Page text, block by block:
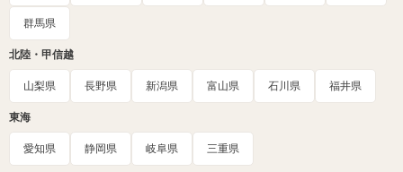
群馬県
北陸・甲信越
山梨県 長野県 新潟県 富山県 石川県 福井県
東海
愛知県 静岡県 岐阜県 三重県